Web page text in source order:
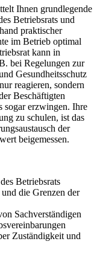
Ihnen grundlegende
Betriebsrats und
praktischer
im Betrieb optimal
kann in
bei Regelungen zur
Gesundheitsschutz
reagieren, sondern
Beschäftigten
sogar erzwingen. Ihre
zu schulen, ist das
der
beigemessen.
Betriebsrats
die Grenzen der
Sachverständigen
Zuständigkeit und